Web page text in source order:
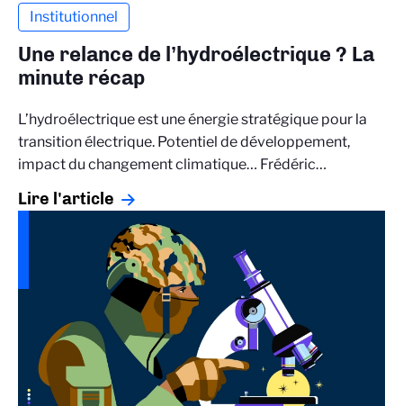
Institutionnel
Une relance de l’hydroélectrique ? La
minute récap
L’hydroélectrique est une énergie stratégique pour la
transition électrique. Potentiel de développement,
impact du changement climatique… Frédéric…
Lire l'article